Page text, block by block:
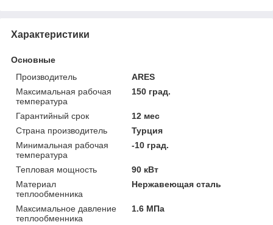
Характеристики
Основные
Производитель
ARES
Максимальная рабочая
температура
150 град.
Гарантийный срок
12 мес
Страна производитель
Турция
Минимальная рабочая
температура
-10 град.
Тепловая мощность
90 кВт
Материал
теплообменника
Нержавеющая сталь
Максимальное давление
теплообменника
1.6 МПа